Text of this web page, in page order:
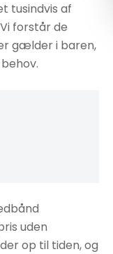
tusindvis af
forstår de
gælder i baren,
uden
op til tiden, og